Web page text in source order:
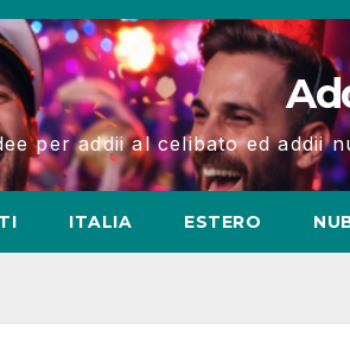
per addii al celibato ed addii
ITALIA ESTERO